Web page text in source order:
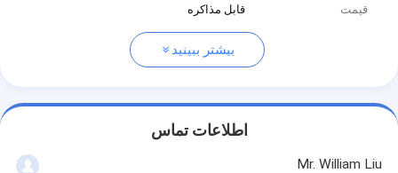
قیمت
قابل مذاکره
بیشتر ببینید
اطلاعات تماس
Mr. William Liu